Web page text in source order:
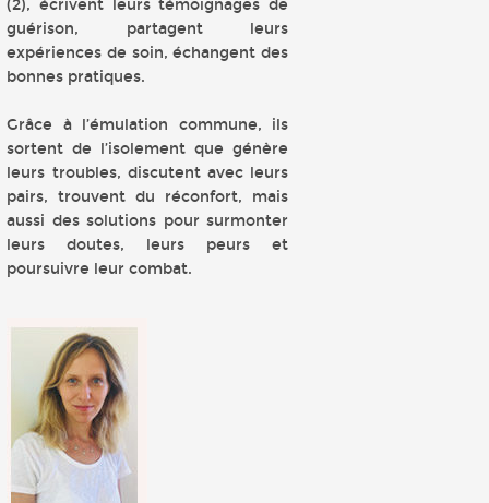
(2), écrivent leurs témoignages de
guérison, partagent leurs
expériences de soin, échangent des
bonnes pratiques.
Grâce à l’émulation commune, ils
sortent de l’isolement que génère
leurs troubles, discutent avec leurs
pairs, trouvent du réconfort, mais
aussi des solutions pour surmonter
leurs doutes, leurs peurs et
poursuivre leur combat.